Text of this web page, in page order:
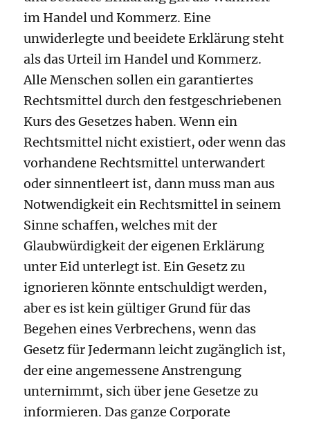
im Handel und Kommerz. Eine
unwiderlegte und beeidete Erklärung steht
als das Urteil im Handel und Kommerz.
Alle Menschen sollen ein garantiertes
Rechtsmittel durch den festgeschriebenen
Kurs des Gesetzes haben. Wenn ein
Rechtsmittel nicht existiert, oder wenn das
vorhandene Rechtsmittel unterwandert
oder sinnentleert ist, dann muss man aus
Notwendigkeit ein Rechtsmittel in seinem
Sinne schaffen, welches mit der
Glaubwürdigkeit der eigenen Erklärung
unter Eid unterlegt ist. Ein Gesetz zu
ignorieren könnte entschuldigt werden,
aber es ist kein gültiger Grund für das
Begehen eines Verbrechens, wenn das
Gesetz für Jedermann leicht zugänglich ist,
der eine angemessene Anstrengung
unternimmt, sich über jene Gesetze zu
informieren. Das ganze Corporate